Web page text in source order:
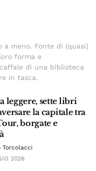
meno. Fonte di (quasi)
forma e
di una biblioteca
in tasca.
leggere, sette libri
la capitale tra
borgate e
Torcolacci
2026